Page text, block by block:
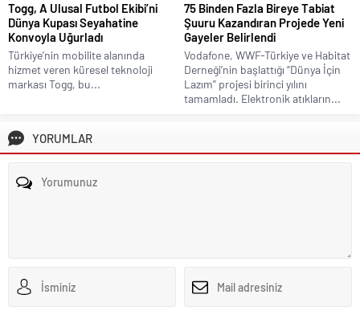
Togg, A Ulusal Futbol Ekibi’ni
Dünya Kupası Seyahatine
Konvoyla Uğurladı
Türkiye’nin mobilite alanında
hizmet veren küresel teknoloji
markası Togg, bu...
75 Binden Fazla Bireye Tabiat
Şuuru Kazandıran Projede Yeni
Gayeler Belirlendi
Vodafone, WWF-Türkiye ve Habitat
Derneği’nin başlattığı “Dünya İçin
Lazım” projesi birinci yılını
tamamladı. Elektronik atıkların...
YORUMLAR